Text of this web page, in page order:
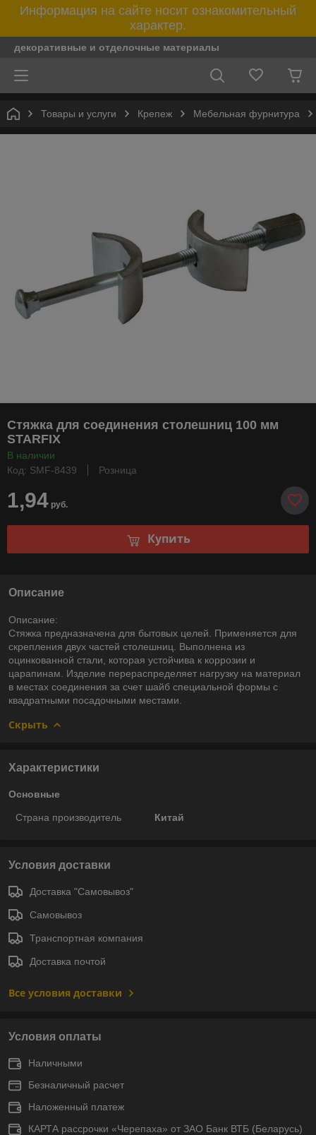
Информация на сайте носит ознакомительный
характер.
декоративные и отделочные материалы
Товары и услуги Крепеж Мебельная фурнитура
Стяжка для соединения столешниц 100 мм
STARFIX
В наличии
Код: SMF-8439
Розница
1,94 руб.
Купить
Описание
Описание:
Стяжка предназначена для бытовых целей. Применяется для
скрепления двух частей столешниц. Выполнена из
оцинкованной стали, которая устойчива к коррозии и
царапинам. Изделие перераспределяет нагрузку на материал
в местах соединения за счет шайб специальной формы с
квадратными посадочными местами.
Скрыть
Характеристики
Основные
Страна производитель Китай
Условия доставки
Доставка "Самовывоз"
Самовывоз
Транспортная компания
Доставка почтой
Все условия доставки
Условия оплаты
Наличными
Безналичный расчет
Наложенный платеж
КАРТА рассрочки «Черепаха» от ЗАО Банк ВТБ (Беларусь)